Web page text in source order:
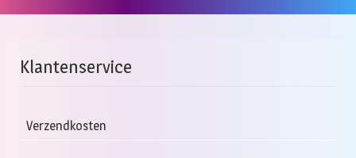
Klantenservice
Verzendkosten